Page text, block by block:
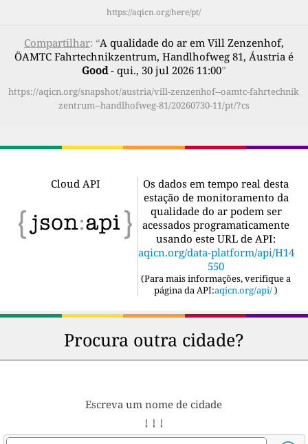
https://aqicn.org/here/pt/
Compartilhar: “A qualidade do ar em Vill Zenzenhof,
ÖAMTC Fahrtechnikzentrum, Handlhofweg 81, Áustria é
Good- qui., 30 jul 2026 11:00”
https://aqicn.org/snapshot/austria/vill-zenzenhof--oamtc-fahrtechnik
zentrum--handlhofweg-81/20260730-11/pt/?cs
Cloud API
Os dados em tempo real desta
estação de monitoramento da
qualidade do ar podem ser
acessados programaticamente
usando este URL de API:
aqicn.org/data-platform/api/H14
550
(Para mais informações, verifique a
página da API:aqicn.org/api/ )
Procura outra cidade?
Escreva um nome de cidade
↓ ↓ ↓